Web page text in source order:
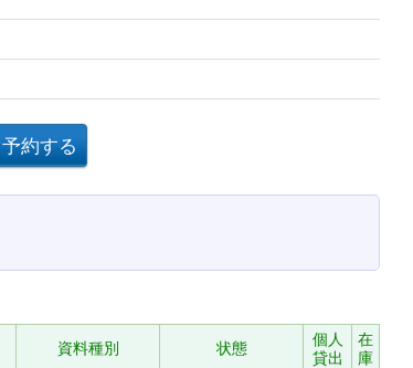
資料種別 状態
個人
貸出
在
庫